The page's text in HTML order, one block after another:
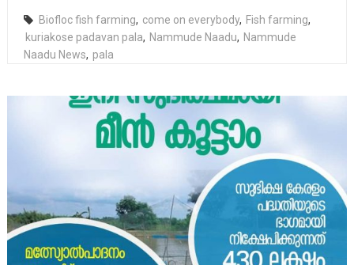
Biofloc fish farming, come on everybody, Fish farming,
kuriakose padavan pala, Nammude Naadu, Nammude
Naadu News, pala